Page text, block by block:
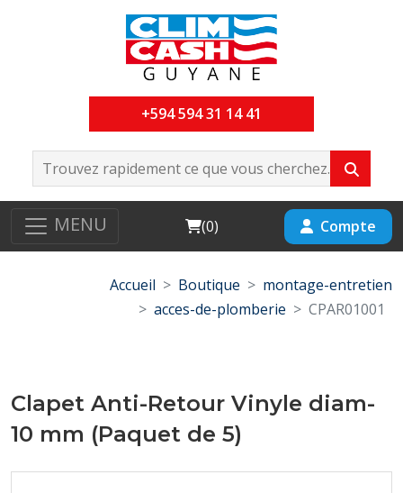
+594 594 31 14 41
MENU Cart
(0) Compte
Accueil Boutique
montage-entretien
acces-de-plomberie
CPAR01001
Clapet Anti-Retour Vinyle diam-
10 mm (Paquet de 5)